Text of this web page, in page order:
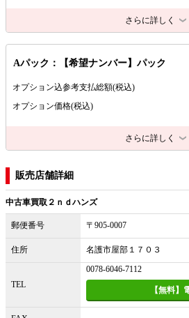
さらに詳しく
Aパック：【希望ナンバー】パック
オプション込参考支払総額(税込)
オプション価格(税込)
さらに詳しく
販売店舗詳細
中古車買取２ｎｄハンズ
郵便番号 〒905-0007
住所 名護市屋部１７０３
TEL
0078-6046-7112
【無料】